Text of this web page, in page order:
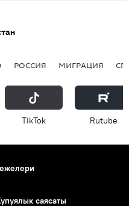
РОССИЯ МИГРАЦИЯ
ТikТоk Rutube
саясаты